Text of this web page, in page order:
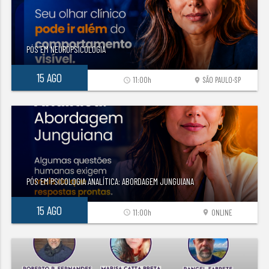
PÓS EM NEUROPSICOLOGIA
15 AGO location_on SÃO PAULO-SP
access_time 11:00h
PÓS EM PSICOLOGIA ANALÍTICA: ABORDAGEM JUNGUIANA
15 AGO location_on ONLINE
access_time 11:00h